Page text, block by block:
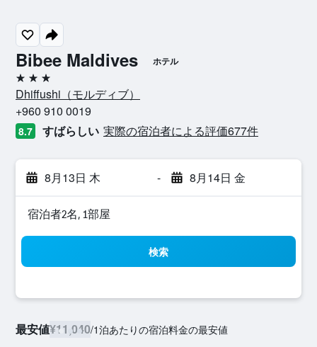
Bibee Maldives ホテル
3つ星
Dhiffushi​（モルディブ​）​
+960 910 0019
8.7 すばらしい 実際の宿泊者による評価677​件
8月13日 木 - 8月14日 金
宿泊者2名, 1​部屋
検索
最安値¥11,040/1泊あたりの宿泊料金の最安値